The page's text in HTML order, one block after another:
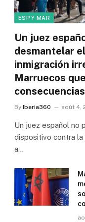
ESP Y MAR
Un juez
desmantelar
inmigración
Marruecos
consecuencias
By Iberia360 août 4,
Un juez español no
dispositivo contra la
a…